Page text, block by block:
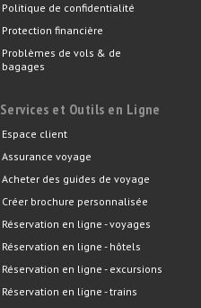
Politique de confidentialité
Protection financière
Problèmes de vols & de
bagages
Services et Outils en Ligne
Espace client
Assurance voyage
Acheter des guides de voyage
Créer brochure personnalisée
Réservation en ligne - voyages
Réservation en ligne - hôtels
Réservation en ligne - excursions
Réservation en ligne - trains